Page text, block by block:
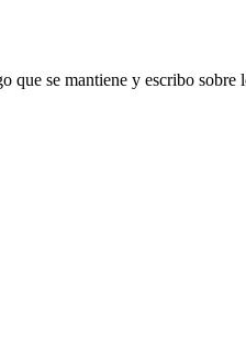
que se mantiene y escribo